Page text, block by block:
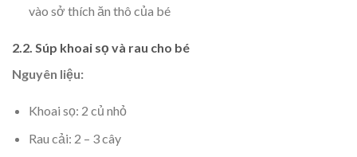
vào sở thích ăn thô của bé
2.2. Súp khoai sọ và rau cho bé
Nguyên liệu:
Khoai sọ: 2 củ nhỏ
Rau cải: 2 – 3 cây